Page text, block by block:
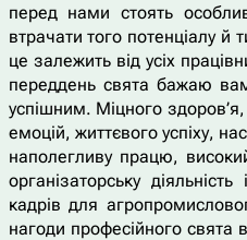
перед нами стоять
втрачати того потенціалу й
це залежить від усіх
переддень свята бажаю
успішним. Міцного
емоцій, життєвого успіху,
наполегливу працю,
організаторську
кадрів для
нагоди професійного свята